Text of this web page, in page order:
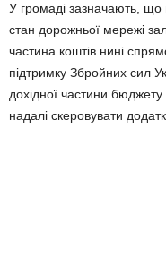
У громаді зазначають, що
стан дорожньої мережі
частина коштів нині
підтримку Збройних сил
дохідної частини
надалі скеровувати